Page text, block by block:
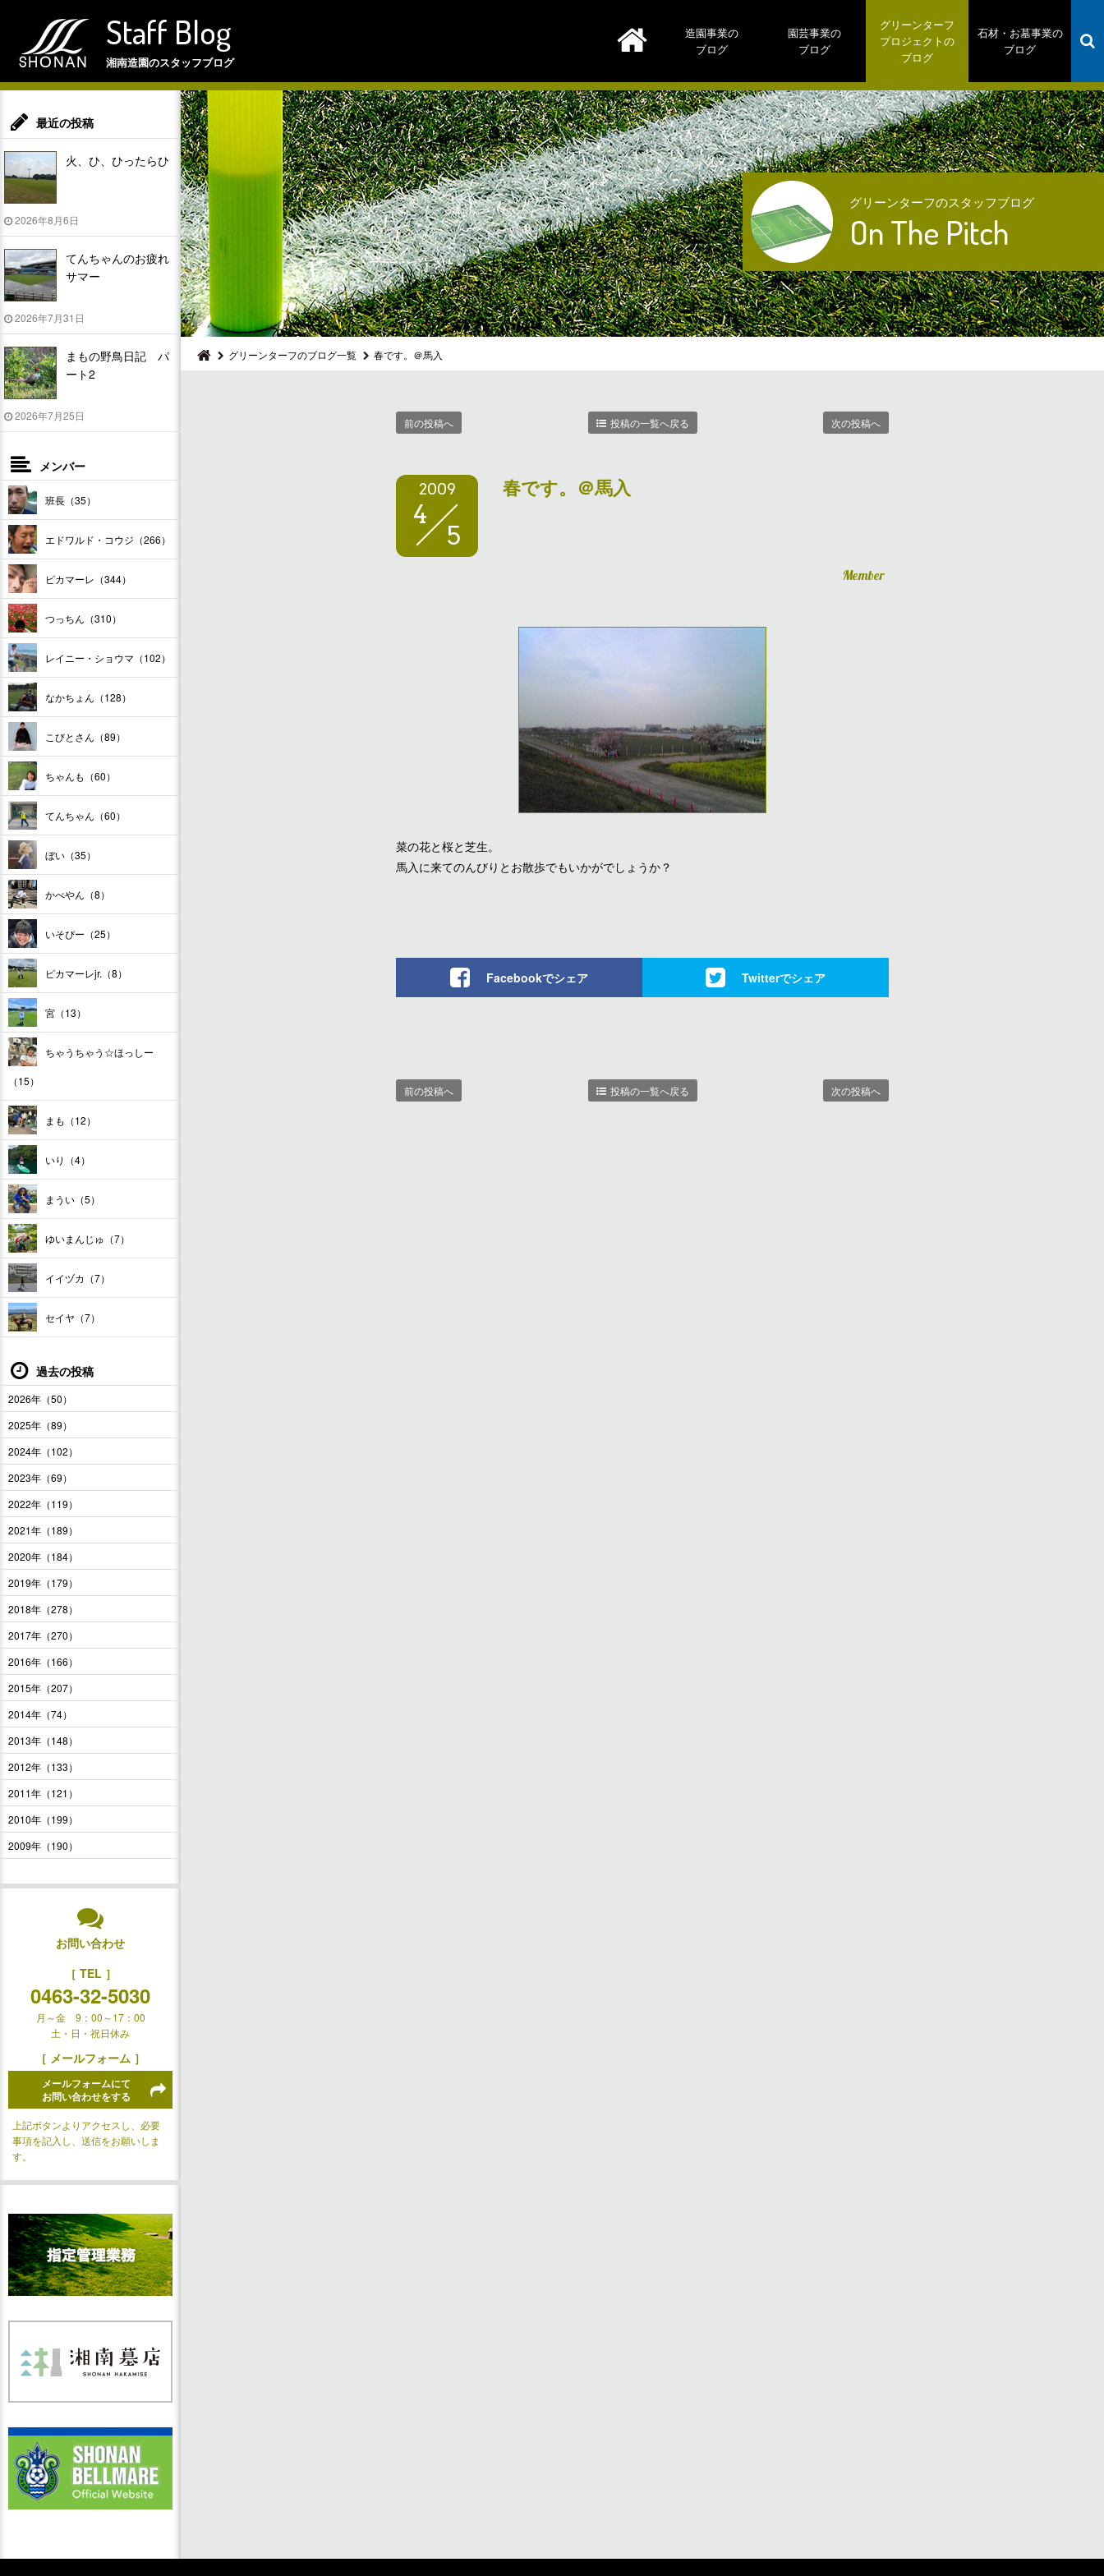
Staff Blog
湘南造園のスタッフブログ
造園事業の
ブログ
園芸事業の
ブログ
グリーンターフ
プロジェクトの
ブログ
石材・お墓事業の
ブログ
グリーンターフのスタッフブログ
On The Pitch
グリーンターフのブログ一覧 春です。＠馬入
前の投稿へ 投稿の一覧へ戻る 次の投稿へ
2009
4
5
春です。＠馬入
Member
菜の花と桜と芝生。
馬入に来てのんびりとお散歩でもいかがでしょうか？
Facebookでシェア Twitterでシェア
前の投稿へ 投稿の一覧へ戻る 次の投稿へ
最近の投稿
火、ひ、ひったらひ
2026年8月6日
てんちゃんのお疲れ
サマー
2026年7月31日
まもの野鳥日記 パ
ート2
2026年7月25日
メンバー
班長（35）
エドワルド・コウジ（266）
ピカマーレ（344）
つっちん（310）
レイニー・ショウマ（102）
なかちょん（128）
こびとさん（89）
ちゃんも（60）
てんちゃん（60）
ぼい（35）
かべやん（8）
いそぴー（25）
ピカマーレjr.（8）
宮（13）
ちゃうちゃう☆ほっしー
（15）
まも（12）
いり（4）
まうい（5）
ゆいまんじゅ（7）
イイヅカ（7）
セイヤ（7）
過去の投稿
2026年（50）
2025年（89）
2024年（102）
2023年（69）
2022年（119）
2021年（189）
2020年（184）
2019年（179）
2018年（278）
2017年（270）
2016年（166）
2015年（207）
2014年（74）
2013年（148）
2012年（133）
2011年（121）
2010年（199）
2009年（190）
お問い合わせ
［ TEL ］
0463-32-5030
月～金 9：00～17：00
土・日・祝日休み
［ メールフォーム ］
メールフォームにて
お問い合わせをする
上記ボタンよりアクセスし、必要
事項を記入し、送信をお願いしま
す。